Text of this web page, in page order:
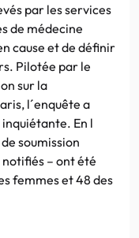
par les services
de médecine
cause et de définir
Pilotée par le
sur la
l´enquête a
En l
soumission
notifiés – ont été
femmes et 48 des